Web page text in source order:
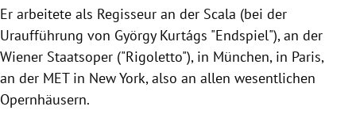
Er arbeitete als Regisseur an der Scala (bei der
Uraufführung von György Kurtágs "Endspiel"), an der
Wiener Staatsoper ("Rigoletto"), in München, in Paris,
an der MET in New York, also an allen wesentlichen
Opernhäusern.